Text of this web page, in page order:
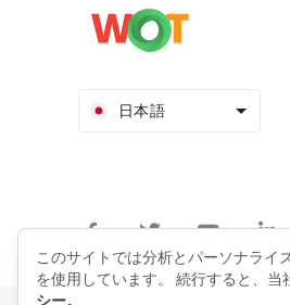
日本語
このサイトでは分析とパーソナライ
を使用しています。 続行すると、当
シー。